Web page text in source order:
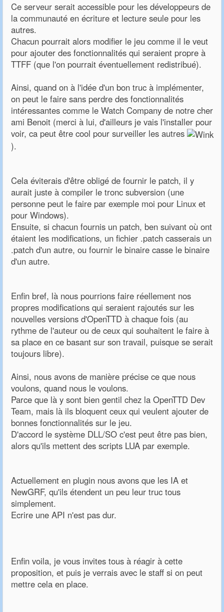
Ce serveur serait accessible pour les développeurs de
la communauté en écriture et lecture seule pour les
autres.
Chacun pourrait alors modifier le jeu comme il le veut
pour ajouter des fonctionnalités qui seraient propre à
TTFF (que l'on pourrait éventuellement redistribué).
Ainsi, quand on à l'idée d'un bon truc à implémenter,
on peut le faire sans perdre des fonctionnalités
intéressantes comme le Watch Company de notre cher
ami Benoit (merci à lui, d'ailleurs je vais l'installer pour
voir, ca peut être cool pour surveiller les autres
).
Cela éviterais d'être obligé de fournir le patch, il y
aurait juste à compiler le tronc subversion (une
personne peut le faire par exemple moi pour Linux et
pour Windows).
Ensuite, si chacun fournis un patch, ben suivant où ont
étaient les modifications, un fichier .patch casserais un
.patch d'un autre, ou fournir le binaire casse le binaire
d'un autre.
Enfin bref, là nous pourrions faire réellement nos
propres modifications qui seraient rajoutés sur les
nouvelles versions d'OpenTTD à chaque fois (au
rythme de l'auteur ou de ceux qui souhaitent le faire à
sa place en ce basant sur son travail, puisque se serait
toujours libre).
Ainsi, nous avons de manière précise ce que nous
voulons, quand nous le voulons.
Parce que là y sont bien gentil chez la OpenTTD Dev
Team, mais là ils bloquent ceux qui veulent ajouter de
bonnes fonctionnalités sur le jeu.
D'accord le système DLL/SO c'est peut être pas bien,
alors qu'ils mettent des scripts LUA par exemple.
Actuellement en plugin nous avons que les IA et
NewGRF, qu'ils étendent un peu leur truc tous
simplement.
Ecrire une API n'est pas dur.
Enfin voila, je vous invites tous à réagir à cette
proposition, et puis je verrais avec le staff si on peut
mettre cela en place.